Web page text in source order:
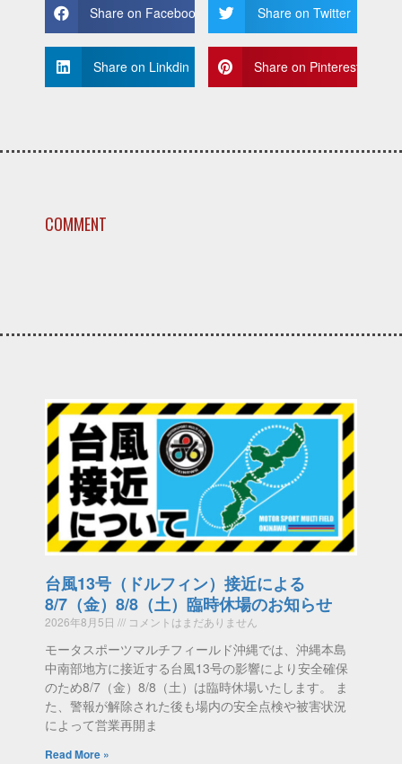
Share on Facebook Share on Twitter
Share on Linkdin Share on Pinterest
COMMENT
台風13号（ドルフィン）接近による
8/7（金）8/8（土）臨時休場のお知らせ
2026年8月5日 コメントはまだありません
モータスポーツマルチフィールド沖縄では、沖縄本島
中南部地方に接近する台風13号の影響により安全確保
のため8/7（金）8/8（土）は臨時休場いたします。 ま
た、警報が解除された後も場内の安全点検や被害状況
によって営業再開ま
Read More »